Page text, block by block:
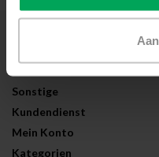
Sonstige
Kundendienst
Mein Konto
Kategorien